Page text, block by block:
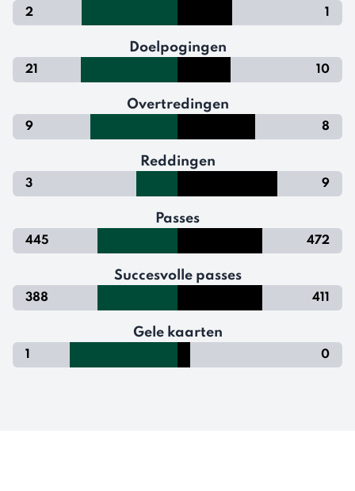
2 1
Doelpogingen
21 10
Overtredingen
9 8
Reddingen
3 9
Passes
445 472
Succesvolle passes
388 411
Gele kaarten
1 0